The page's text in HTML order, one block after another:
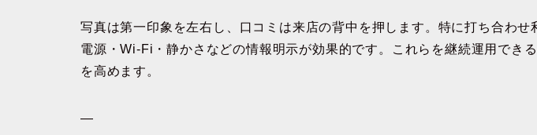
写真は第一印象を左右し、口コミは来店の背中を押します。特に打ち合わせ
電源・Wi-Fi・静かさなどの情報明示が効果的です。これらを継続運用でき
を高めます。
—